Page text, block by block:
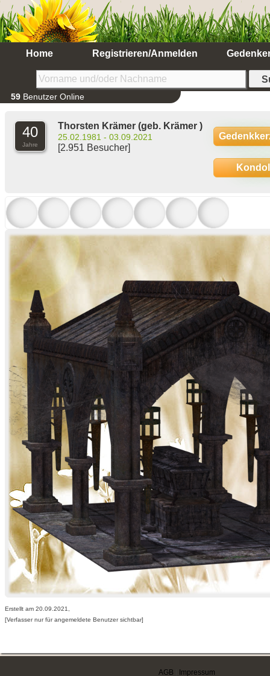
Home Registrieren/Anmelden
59 Benutzer Online
40
Jahre
Thorsten Krämer (geb. Krämer )
25.02.1981 - 03.09.2021
[2.951 Besucher]
Erstellt am 20.09.2021,
[Verfasser nur für angemeldete Benutzer sichtbar]
AGB Impressum